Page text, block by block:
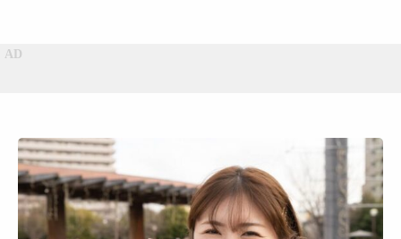
広告掲載について プライバシーポリシー
インフォマティブデータポリシ
ー
お問合せ